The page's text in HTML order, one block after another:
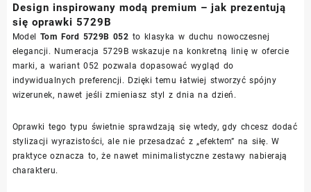
Design inspirowany modą premium – jak prezentują
się oprawki 5729B
Model Tom Ford 5729B 052 to klasyka w duchu nowoczesnej
elegancji. Numeracja 5729B wskazuje na konkretną linię w ofercie
marki, a wariant 052 pozwala dopasować wygląd do
indywidualnych preferencji. Dzięki temu łatwiej stworzyć spójny
wizerunek, nawet jeśli zmieniasz styl z dnia na dzień.
Oprawki tego typu świetnie sprawdzają się wtedy, gdy chcesz dodać
stylizacji wyrazistości, ale nie przesadzać z „efektem” na siłę. W
praktyce oznacza to, że nawet minimalistyczne zestawy nabierają
charakteru.